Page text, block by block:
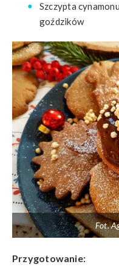
Szczypta
goździków
Fot.
Przygotowanie: